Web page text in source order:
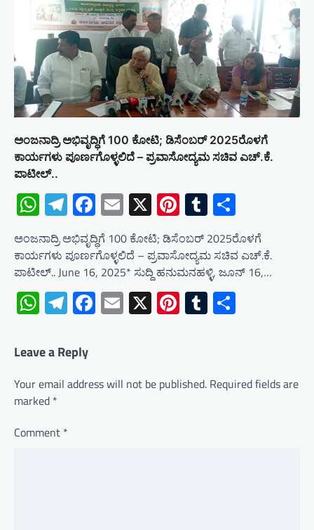
ಅಂಜನಾದ್ರಿ ಅಭಿವೃದ್ಧಿಗೆ 100 ಕೋಟಿ; ಡಿಸೆಂಬರ್ 2025ರೊಳಗೆ
ಕಾರ್ಯಗಳು ಪೂರ್ಣಗೊಳ್ಳಲಿದೆ – ಪ್ರವಾಸೋದ್ಯಮ ಸಚಿವ ಎಚ್.ಕೆ.
ಪಾಟೀಲ್..
WhatsApp
Telegram
Facebook
Email
X Pinterest
Tumblr
ಅಂಜನಾದ್ರಿ ಅಭಿವೃದ್ಧಿಗೆ 100 ಕೋಟಿ; ಡಿಸೆಂಬರ್ 2025ರೊಳಗೆ
ಕಾರ್ಯಗಳು ಪೂರ್ಣಗೊಳ್ಳಲಿದೆ – ಪ್ರವಾಸೋದ್ಯಮ ಸಚಿವ ಎಚ್.ಕೆ.
ಪಾಟೀಲ್.. June 16, 2025* ಸುದ್ದಿ ಹನುಮನಹಳ್ಳಿ, ಜೂನ್ 16,…
WhatsApp
Telegram
Facebook
Email
X Pinterest
Tumblr
Leave a Reply
Your email address will not be published. Required fields are
marked *
Comment *